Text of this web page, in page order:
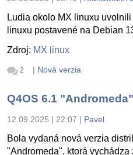
Ludia okolo MX linuxu
linuxu postavené na Debian
Zdroj: MX linux
2 | Nová verzia
Q4OS 6.1 "Andromeda"
12.09.2025 | 22:07 | Pavel
Bola vydaná nová verzia
"Andromeda", ktorá